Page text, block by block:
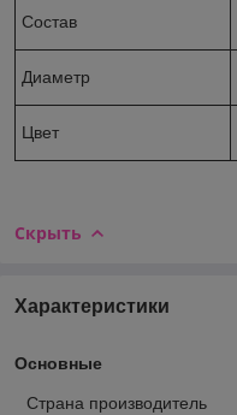
Состав
Диаметр
Цвет
Скрыть
Характеристики
Основные
Страна производитель